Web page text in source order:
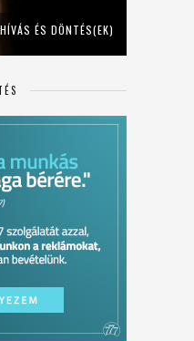
ÉS DÖNTÉS(EK)